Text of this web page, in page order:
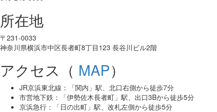
所在地
〒231-0033
神奈川県横浜市中区長者町8丁目123 長谷川ビル2階
アクセス（ MAP）
JR京浜東北線：「関内」駅、北口右側から徒歩7分
市営地下鉄：「伊勢佐木長者町」駅、出口3Bから徒歩5分
京浜急行：「日の出町」駅、改札左側から徒歩5分